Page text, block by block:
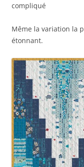
compliqué
Même la variation la
étonnant.